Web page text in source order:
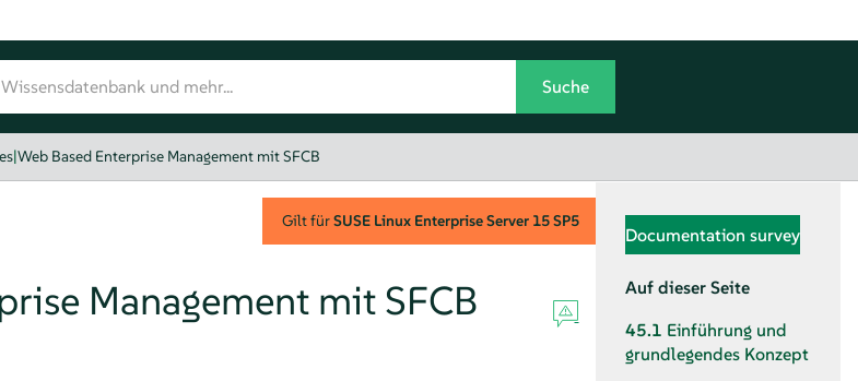
|Web Based Enterprise Management mit SFCB
Gilt fürSUSE Linux Enterprise Server 15 SP5
Management mit SFCB
Documentation survey
Auf dieser Seite
45.1 Einführung und
grundlegendes Konzept